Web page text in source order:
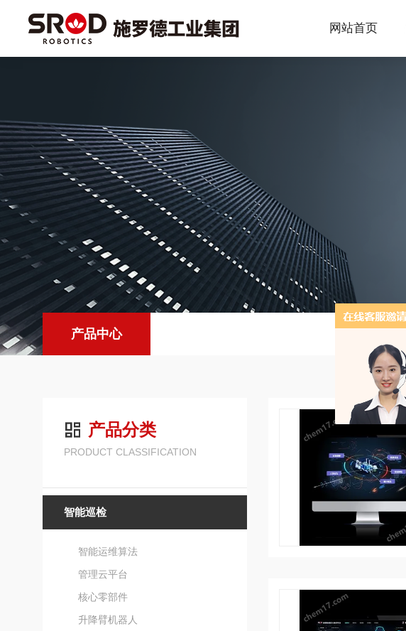
网站首页
产品中心
产品分类
PRODUCT CLASSIFICATION
智能巡检
智能运维算法
管理云平台
核心零部件
升降臂机器人